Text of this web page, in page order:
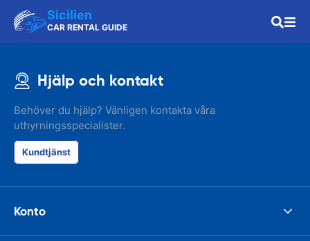
Sicilien
CAR RENTAL GUIDE
Hjälp och kontakt
Behöver du hjälp? Vänligen kontakta våra
uthyrningsspecialister.
Kundtjänst
Konto